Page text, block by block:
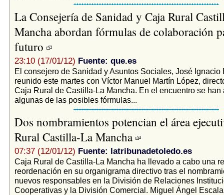
La Consejería de Sanidad y Caja Rural
Mancha abordan fórmulas de colaboración
futuro
23:10 (17/01/12) Fuente: que.es
El consejero de Sanidad y Asuntos Sociales, José Ignacio
reunido este martes con Víctor Manuel Martín López,
Caja Rural de Castilla-La Mancha. En el encuentro se han
algunas de las posibles fórmulas...
Dos nombramientos potencian el área
Rural Castilla-La Mancha
07:37 (12/01/12) Fuente: latribunadetoledo.es
Caja Rural de Castilla-La Mancha ha llevado a cabo una
reordenación en su organigrama directivo tras el
nuevos responsables en la División de Relaciones
Cooperativas y la División Comercial. Miguel Ángel